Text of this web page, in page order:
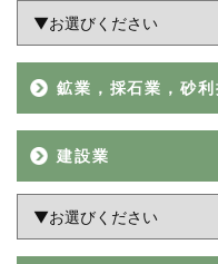
鉱業，採石業，砂利
建設業